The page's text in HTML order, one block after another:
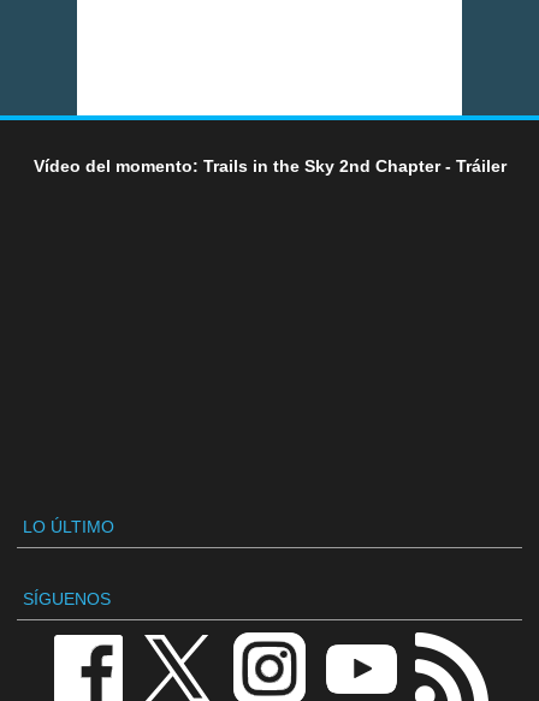
Vídeo del momento: Trails in the Sky 2nd Chapter - Tráiler
LO ÚLTIMO
SÍGUENOS